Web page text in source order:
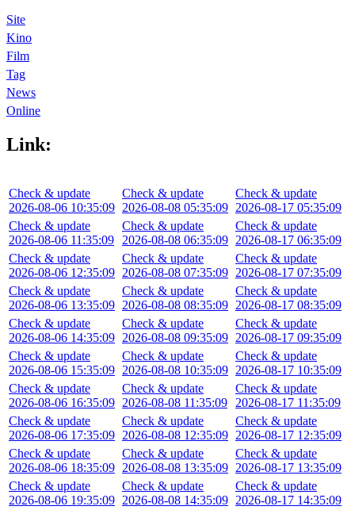
Site
Kino
Film
Tag
News
Online
Link:
Check & update
2026-08-06 10:35:09
Check & update
2026-08-06 11:35:09
Check & update
2026-08-06 12:35:09
Check & update
2026-08-06 13:35:09
Check & update
2026-08-06 14:35:09
Check & update
2026-08-06 15:35:09
Check & update
2026-08-06 16:35:09
Check & update
2026-08-06 17:35:09
Check & update
2026-08-06 18:35:09
Check & update
2026-08-06 19:35:09
Check & update
2026-08-08 05:35:09
Check & update
2026-08-08 06:35:09
Check & update
2026-08-08 07:35:09
Check & update
2026-08-08 08:35:09
Check & update
2026-08-08 09:35:09
Check & update
2026-08-08 10:35:09
Check & update
2026-08-08 11:35:09
Check & update
2026-08-08 12:35:09
Check & update
2026-08-08 13:35:09
Check & update
2026-08-08 14:35:09
Check & update
2026-08-17 05:35:09
Check & update
2026-08-17 06:35:09
Check & update
2026-08-17 07:35:09
Check & update
2026-08-17 08:35:09
Check & update
2026-08-17 09:35:09
Check & update
2026-08-17 10:35:09
Check & update
2026-08-17 11:35:09
Check & update
2026-08-17 12:35:09
Check & update
2026-08-17 13:35:09
Check & update
2026-08-17 14:35:09